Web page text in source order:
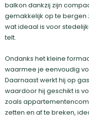
balkon dankzij zijn
gemakkelijk op te bergen
wat ideaal is voor
telt.
Ondanks het kleine
waarmee je eenvoudig
Daarnaast werkt hij op
waardoor hij geschikt is
zoals
zetten en af te breken,